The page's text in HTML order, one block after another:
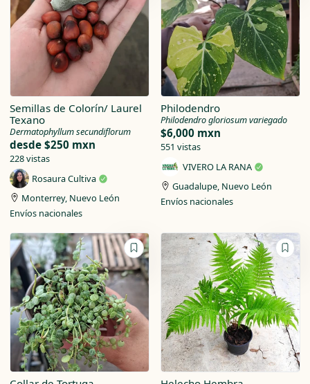
Semillas de Colorín/ Laurel
Texano
Dermatophyllum secundiflorum
desde $250 mxn
228 vistas
Rosaura Cultiva
Monterrey, Nuevo León
Envíos nacionales
Philodendro
Philodendro gloriosum variegado
$6,000 mxn
551 vistas
VIVERO LA RANA
Guadalupe, Nuevo León
Envíos nacionales